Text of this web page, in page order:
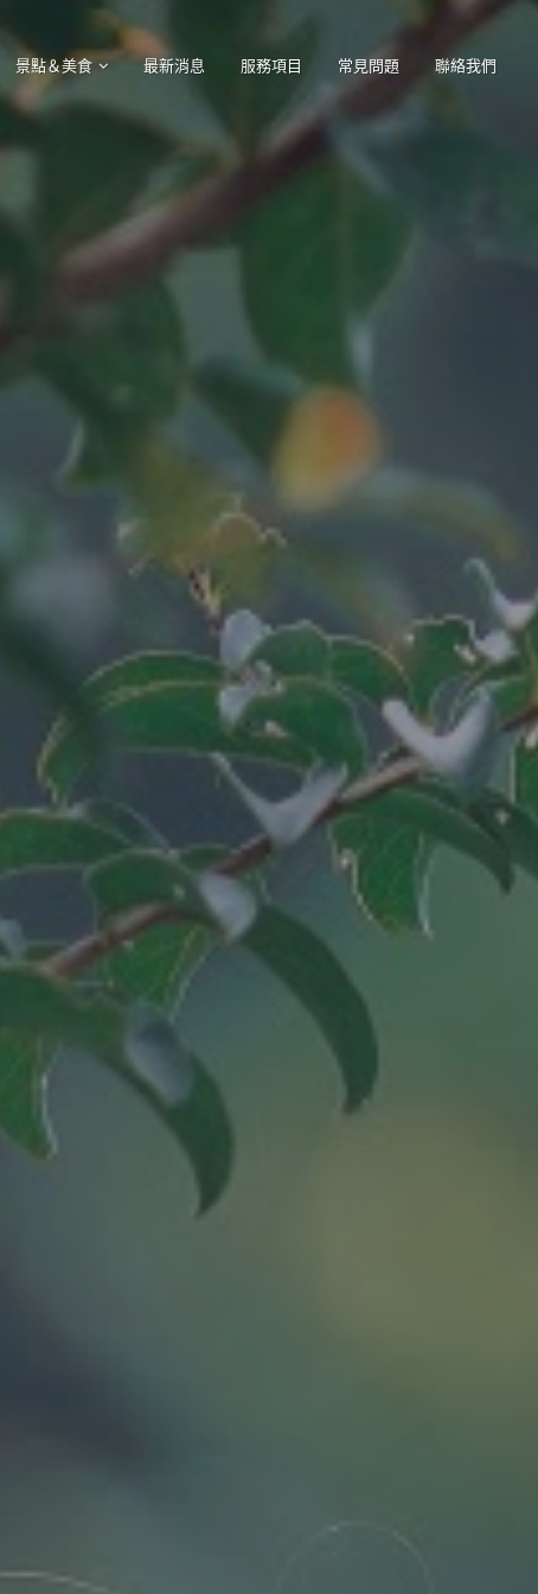
景點＆美食 最新消息 服務項目 常見問題 聯絡我們